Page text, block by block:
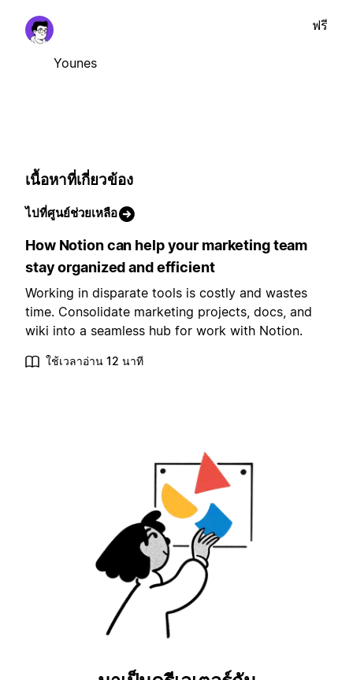
Younes
ฟรี
เนื้อหาที่เกี่ยวข้อง
ไปที่ศูนย์ช่วยเหลือ
How Notion can help your marketing team
stay organized and efficient
Working in disparate tools is costly and wastes
time. Consolidate marketing projects, docs, and
wiki into a seamless hub for work with Notion.
ใช้เวลาอ่าน 12 นาที